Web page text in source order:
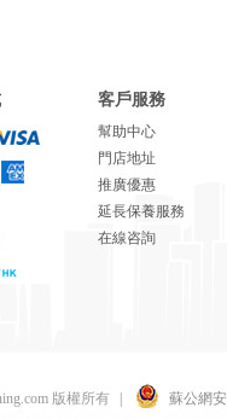
客戶服務
幫助中心
門店地址
推廣優惠
延長保養服務
在線咨詢
版權所有
蘇公網